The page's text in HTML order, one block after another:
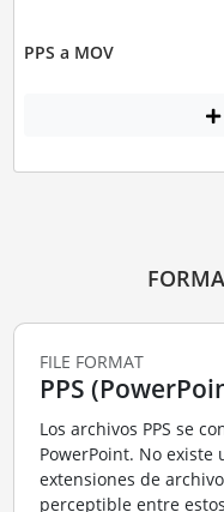
PPS a MOV
FILE FORMAT
PPS
Los archivos PPS se
PowerPoint. No
extensiones de
perceptible entre